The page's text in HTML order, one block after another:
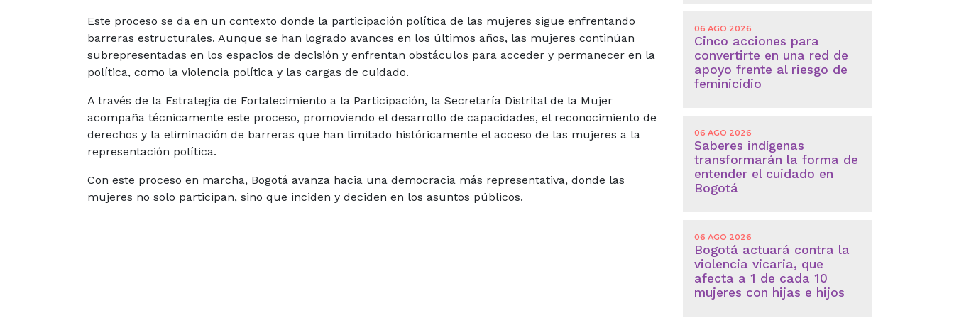
Este proceso se da en un contexto donde la participación política de las mujeres sigue enfrentando
barreras estructurales. Aunque se han logrado avances en los últimos años, las mujeres continúan
subrepresentadas en los espacios de decisión y enfrentan obstáculos para acceder y permanecer en la
política, como la violencia política y las cargas de cuidado.
A través de la Estrategia de Fortalecimiento a la Participación, la Secretaría Distrital de la Mujer
acompaña técnicamente este proceso, promoviendo el desarrollo de capacidades, el reconocimiento de
derechos y la eliminación de barreras que han limitado históricamente el acceso de las mujeres a la
representación política.
Con este proceso en marcha, Bogotá avanza hacia una democracia más representativa, donde las
mujeres no solo participan, sino que inciden y deciden en los asuntos públicos.
06 AGO 2026
Cinco acciones para
convertirte en una red de
apoyo frente al riesgo de
feminicidio
06 AGO 2026
Saberes indígenas
transformarán la forma de
entender el cuidado en
Bogotá
06 AGO 2026
Bogotá actuará contra la
violencia vicaria, que
afecta a 1 de cada 10
mujeres con hijas e hijos